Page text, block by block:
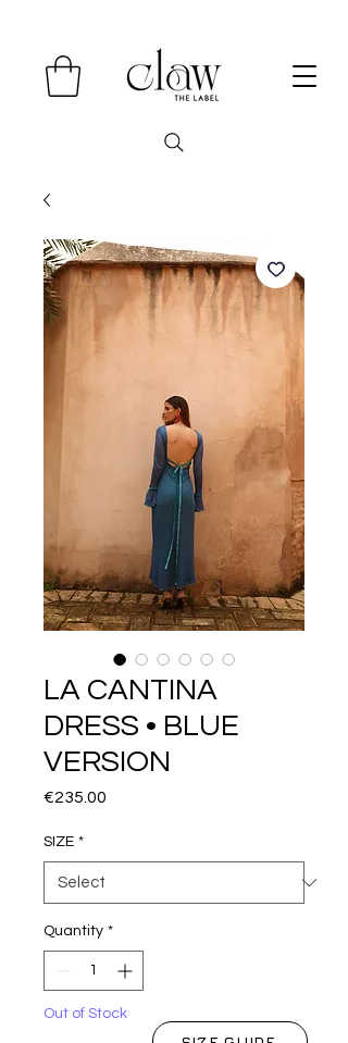
LA CANTINA
DRESS • BLUE
VERSION
€235.00
SIZE *
Quantity *
Out of Stock